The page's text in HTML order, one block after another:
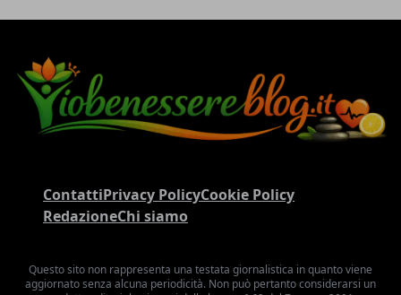
ContattiPrivacy PolicyCookie Policy
RedazioneChi siamo
Questo sito non rappresenta una testata giornalistica in quanto viene
aggiornato senza alcuna periodicità. Non può pertanto considerarsi un